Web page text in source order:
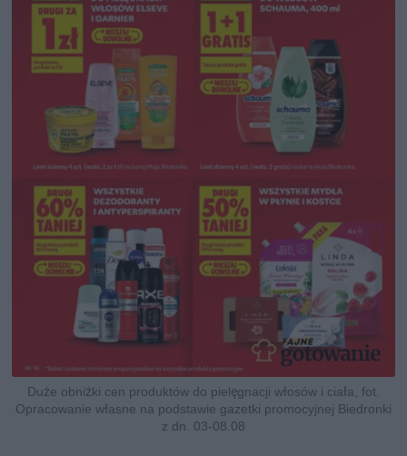
Duże obniżki cen produktów do pielęgnacji włosów i ciała, fot.
Opracowanie własne na podstawie gazetki promocyjnej Biedronki
z dn. 03-08.08